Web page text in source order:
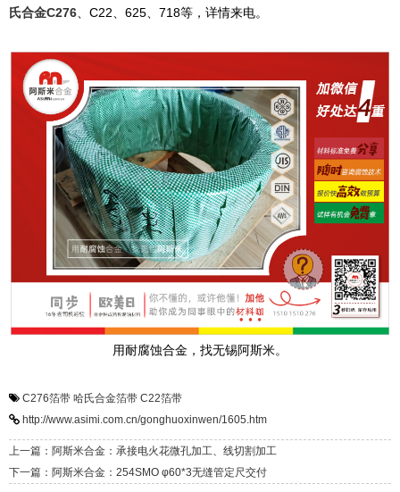
氏合金C276 、C22、625、718等，详情来电。
用耐腐蚀合金，找无锡阿斯米。
C276箔带 哈氏合金箔带 C22箔带
http://www.asimi.com.cn/gonghuoxinwen/1605.htm
上一篇：阿斯米合金：承接电火花微孔加工、线切割加工
下一篇：阿斯米合金：254SMO φ60*3无缝管定尺交付